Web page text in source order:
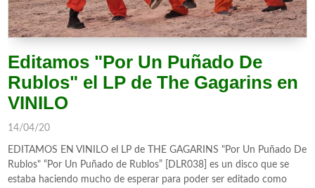
Editamos "Por Un Puñado De
Rublos" el LP de The Gagarins en
VINILO
14/04/20
EDITAMOS EN VINILO el LP de THE GAGARINS "Por Un Puñado De
Rublos" “Por Un Puñado de Rublos” [DLR038] es un disco que se
estaba haciendo mucho de esperar para poder ser editado como